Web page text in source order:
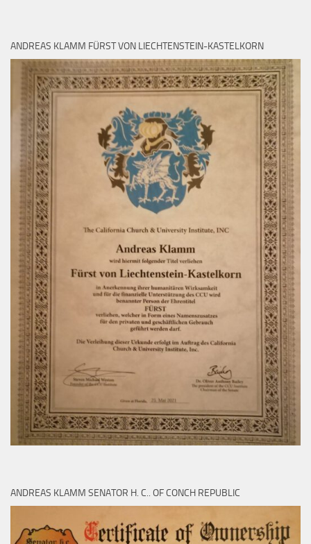
ANDREAS KLAMM FÜRST VON LIECHTENSTEIN-KASTELKORN
ANDREAS KLAMM SENATOR H. C.. OF CONCH REPUBLIC